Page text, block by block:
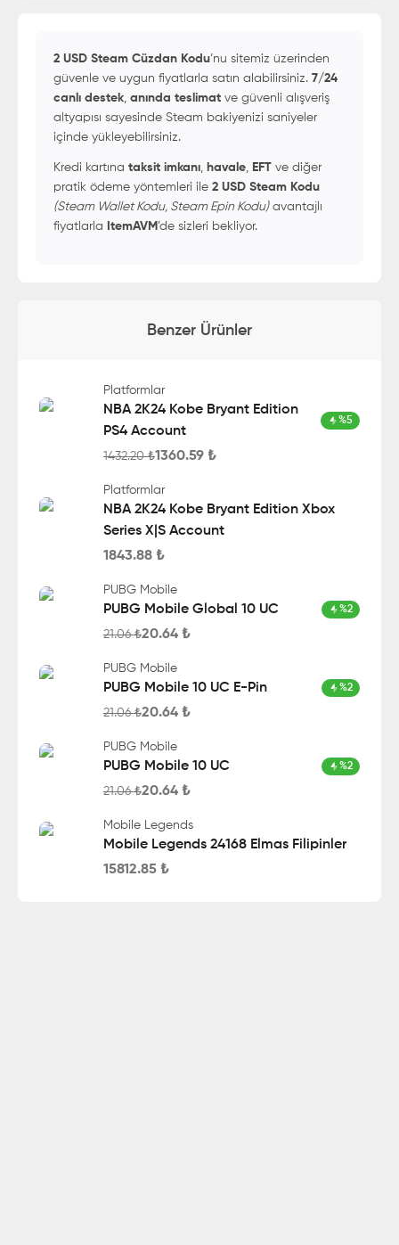
2 USD Steam Cüzdan Kodu’nu sitemiz üzerinden
güvenle ve uygun fiyatlarla satın alabilirsiniz. 7/24
canlı destek, anında teslimat ve güvenli alışveriş
altyapısı sayesinde Steam bakiyenizi saniyeler
içinde yükleyebilirsiniz.
Kredi kartına taksit imkanı, havale, EFT ve diğer
pratik ödeme yöntemleri ile 2 USD Steam Kodu
(Steam Wallet Kodu, Steam Epin Kodu)avantajlı
fiyatlarla
ItemAVM ’de sizleri bekliyor.
Benzer Ürünler
Platformlar
NBA 2K24 Kobe Bryant Edition
PS4 Account
%5
1432.20₺1360.59 ₺
Platformlar
NBA 2K24 Kobe Bryant Edition Xbox
Series X|S Account
1843.88 ₺
PUBG Mobile
PUBG Mobile Global 10 UC %2
21.06₺20.64 ₺
PUBG Mobile
PUBG Mobile 10 UC E-Pin %2
21.06₺20.64 ₺
PUBG Mobile
PUBG Mobile 10 UC %2
21.06₺20.64 ₺
Mobile Legends
Mobile Legends 24168 Elmas Filipinler
15812.85 ₺